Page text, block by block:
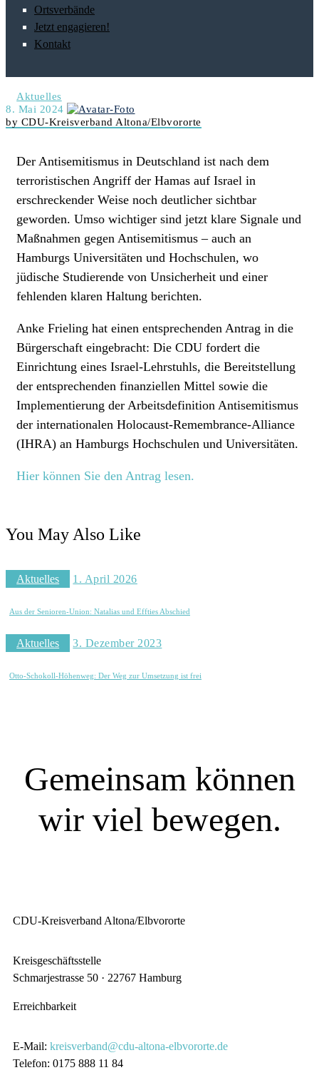
Ortsverbände
Jetzt engagieren!
Kontakt
Aktuelles
8. Mai 2024
by CDU-Kreisverband Altona/Elbvororte
Der Antisemitismus in Deutschland ist nach dem
terroristischen Angriff der Hamas auf Israel in
erschreckender Weise noch deutlicher sichtbar
geworden. Umso wichtiger sind jetzt klare Signale und
Maßnahmen gegen Antisemitismus – auch an
Hamburgs Universitäten und Hochschulen, wo
jüdische Studierende von Unsicherheit und einer
fehlenden klaren Haltung berichten.
Anke Frieling hat einen entsprechenden Antrag in die
Bürgerschaft eingebracht: Die CDU fordert die
Einrichtung eines Israel-Lehrstuhls, die Bereitstellung
der entsprechenden finanziellen Mittel sowie die
Implementierung der Arbeitsdefinition Antisemitismus
der internationalen Holocaust-Remembrance-Alliance
(IHRA) an Hamburgs Hochschulen und Universitäten.
Hier können Sie den Antrag lesen.
You May Also Like
Aktuelles 1. April 2026
Aus der Senioren-Union: Natalias und Effties Abschied
Aktuelles 3. Dezember 2023
Otto-Schokoll-Höhenweg: Der Weg zur Umsetzung ist frei
Gemeinsam können
wir viel bewegen.
CDU-Kreisverband Altona/Elbvororte
Kreisgeschäftsstelle
Schmarjestrasse 50 · 22767 Hamburg
Erreichbarkeit
E-Mail: kreisverband@cdu-altona-elbvororte.de
Telefon: 0175 888 11 84